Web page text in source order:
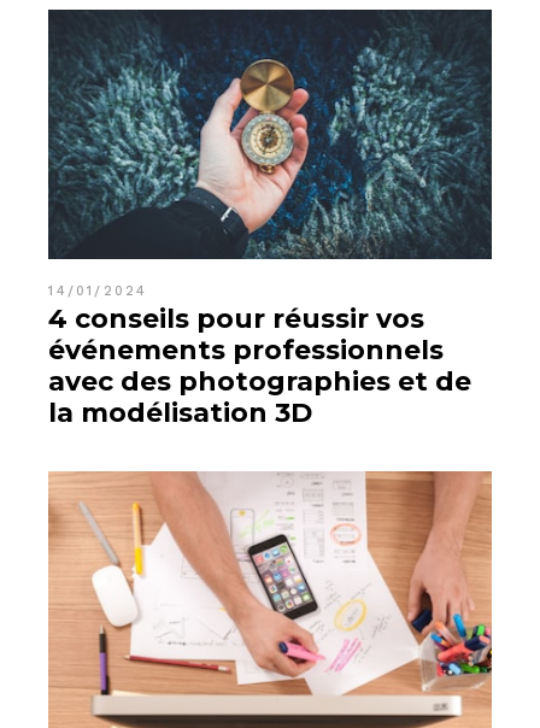
14/01/2024
4 conseils pour réussir vos
événements professionnels
avec des photographies et de
la modélisation 3D